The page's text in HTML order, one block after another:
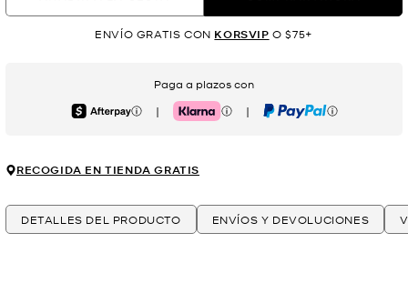
ENVÍO GRATIS CON KORSVIP O $75+
Paga a plazos con
Afterpay | Klarna | PayPal
RECOGIDA EN TIENDA GRATIS
DETALLES DEL PRODUCTO ENVÍOS Y DEVOLUCIONES